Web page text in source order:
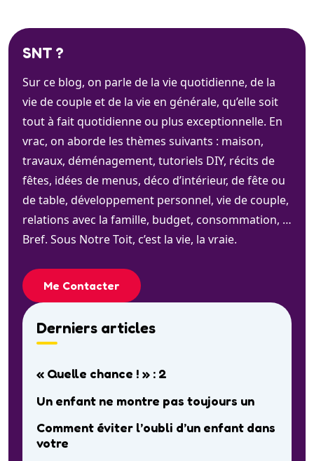
SNT ?
Sur ce blog, on parle de la vie quotidienne, de la
vie de couple et de la vie en générale, qu’elle soit
tout à fait quotidienne ou plus exceptionnelle. En
vrac, on aborde les thèmes suivants : maison,
travaux, déménagement, tutoriels DIY, récits de
fêtes, idées de menus, déco d’intérieur, de fête ou
de table, développement personnel, vie de couple,
relations avec la famille, budget, consommation, …
Bref. Sous Notre Toit, c’est la vie, la vraie.
Me Contacter
Derniers articles
« Quelle chance ! » : 2
Un enfant ne montre pas toujours un
Comment éviter l’oubli d’un enfant dans
votre